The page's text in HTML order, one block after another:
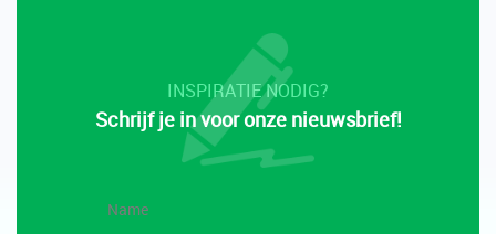
INSPIRATIE NODIG?
Schrijf je in voor onze nieuwsbrief!